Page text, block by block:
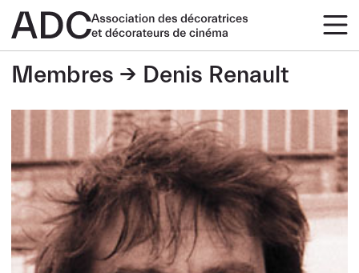
Membres Denis Renault